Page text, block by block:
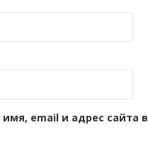
имя, email и адрес